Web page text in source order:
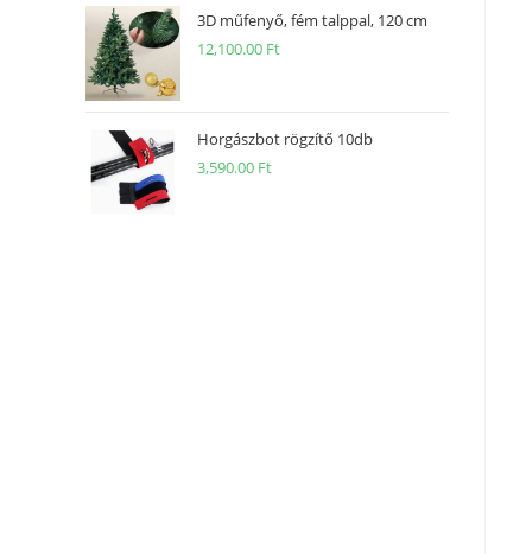
3D műfenyő, fém talppal, 120 cm
12,100.00 Ft
Horgászbot rögzítő 10db
3,590.00 Ft